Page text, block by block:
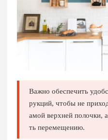
Важно обеспечить
рукций, чтобы не
амой верхней полочки,
ть перемещению.